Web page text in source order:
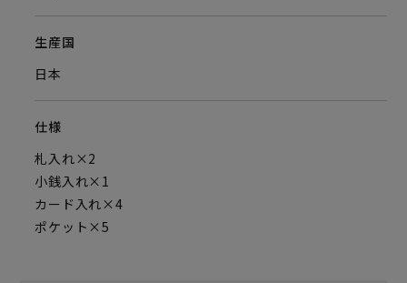
生産国
日本
仕様
札入れ×2
小銭入れ×1
カード入れ×4
ポケット×5